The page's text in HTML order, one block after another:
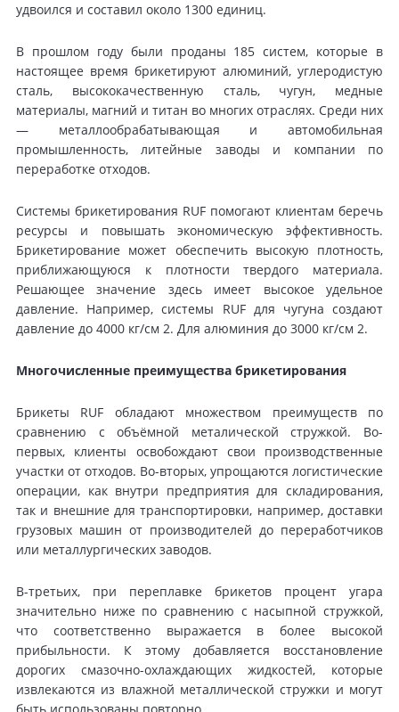
удвоился и составил около 1300 единиц.
В прошлом году были проданы 185 систем, которые в
настоящее время брикетируют алюминий, углеродистую
сталь, высококачественную сталь, чугун, медные
материалы, магний и титан во многих отраслях. Среди них
— металлообрабатывающая и автомобильная
промышленность, литейные заводы и компании по
переработке отходов.
Системы брикетирования RUF помогают клиентам беречь
ресурсы и повышать экономическую эффективность.
Брикетирование может обеспечить высокую плотность,
приближающуюся к плотности твердого материала.
Решающее значение здесь имеет высокое удельное
давление. Например, системы RUF для чугуна создают
давление до 4000 кг/см 2. Для алюминия до 3000 кг/см 2.
Многочисленные преимущества брикетирования
Брикеты RUF обладают множеством преимуществ по
сравнению с объёмной металической стружкой. Во-
первых, клиенты освобождают свои производственные
участки от отходов. Во-вторых, упрощаются логистические
операции, как внутри предприятия для складирования,
так и внешние для транспортировки, например, доставки
грузовых машин от производителей до переработчиков
или металлургических заводов.
В-третьих, при переплавке брикетов процент угара
значительно ниже по сравнению с насыпной стружкой,
что соответственно выражается в более высокой
прибыльности. К этому добавляется восстановление
дорогих смазочно-охлаждающих жидкостей, которые
извлекаются из влажной металлической стружки и могут